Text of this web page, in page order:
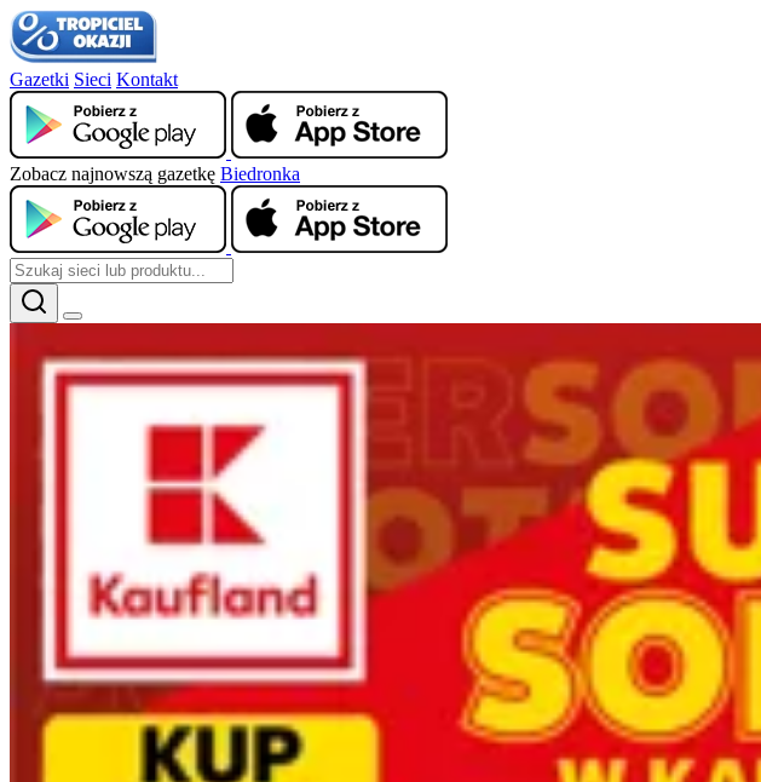
Gazetki Sieci Kontakt
Zobacz najnowszą gazetkę Biedronka